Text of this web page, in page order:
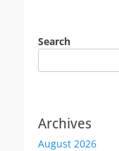
Search
Archives
August 2026